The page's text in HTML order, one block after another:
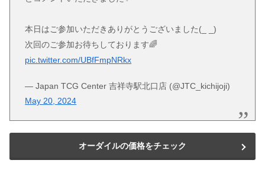
本日はご参加いただきありがとうございました(_ _)
次回のご参加お待ちしております🌈
pic.twitter.com/UBfFmpNRkx
— Japan TCG Center 吉祥寺駅北口店 (@JTC_kichijoji)
May 20, 2024
オーダイルの価格をチェック